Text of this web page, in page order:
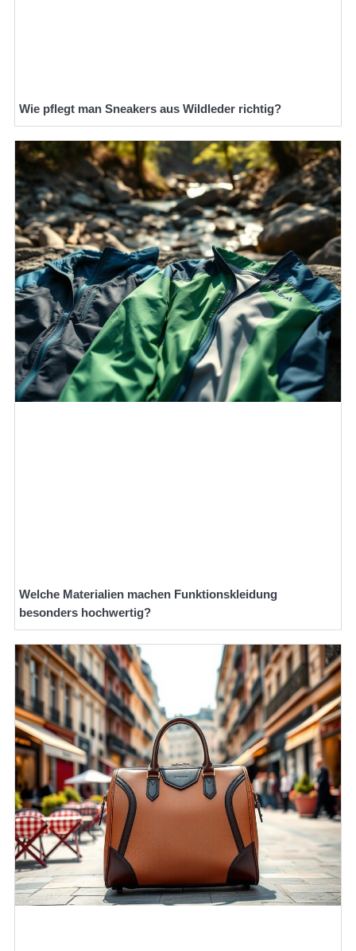
Wie pflegt man Sneakers aus Wildleder richtig?
Welche Materialien machen Funktionskleidung
besonders hochwertig?